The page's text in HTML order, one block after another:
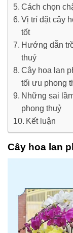
Cách chọn
Vị trí đặt cây
tốt
Hướng dẫn
thuỷ
Cây hoa lan
tối ưu phong
Những sai
phong thuỷ
Kết luận
Cây hoa lan